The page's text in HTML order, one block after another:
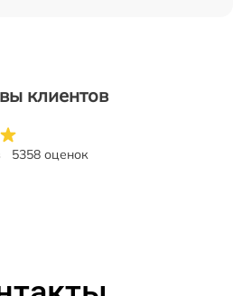
клиентов
5358 оценок